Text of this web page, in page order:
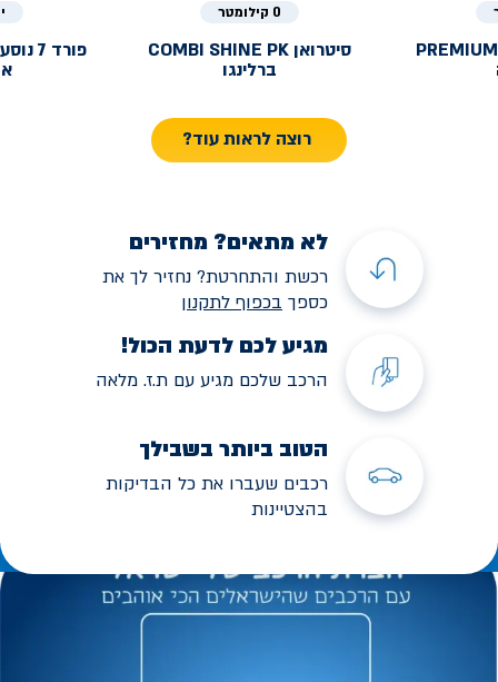
0 קילומטר
סיטרואן COMBI SHINE PK
ברלינגו
פורד
רוצה לראות עוד?
לא מתאים? מחזירים
רכשת והתחרטת? נחזיר לך את
כספך בכפוף לתקנון
מגיע לכם לדעת הכול!
הרכב שלכם מגיע עם ת.ז. מלאה
הטוב ביותר בשבילך
רכבים שעברו את כל הבדיקות
בהצטיינות